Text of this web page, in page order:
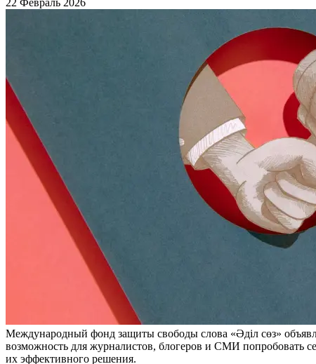
Международный фонд защиты свободы слова «Әділ сөз»
возможность для журналистов, блогеров и СМИ попробовать
их эффективного решения.